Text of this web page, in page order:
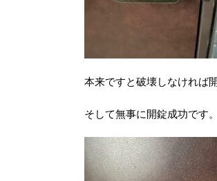
本来ですと破壊しなければ
そして無事に開錠成功です。